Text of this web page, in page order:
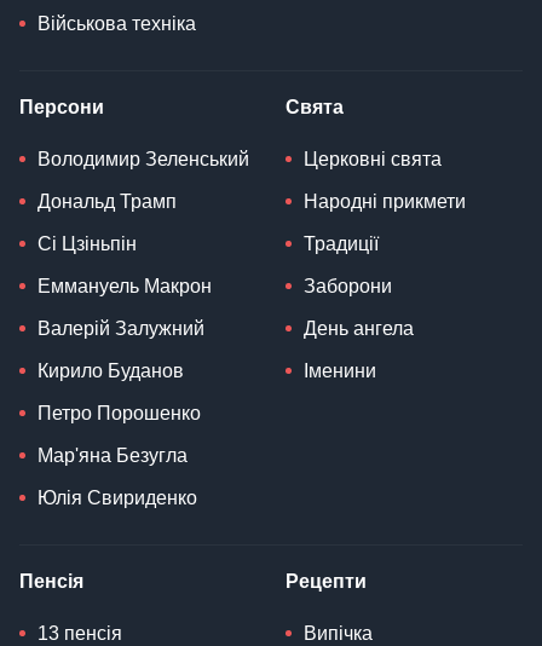
Військова техніка
Персони
Володимир Зеленський
Дональд Трамп
Сі Цзіньпін
Еммануель Макрон
Валерій Залужний
Кирило Буданов
Петро Порошенко
Мар'яна Безугла
Юлія Свириденко
Свята
Церковні свята
Народні прикмети
Традиції
Заборони
День ангела
Іменини
Пенсія
13 пенсія
Рецепти
Випічка